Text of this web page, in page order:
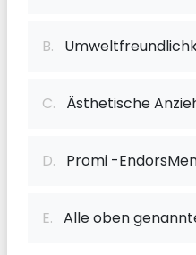
B.
C. Ästhetische
D. Promi -
E. Alle oben